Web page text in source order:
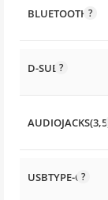
BLUETOOTH
D-SUB
AUDIOJACKS(3,5)
USBTYPE-C